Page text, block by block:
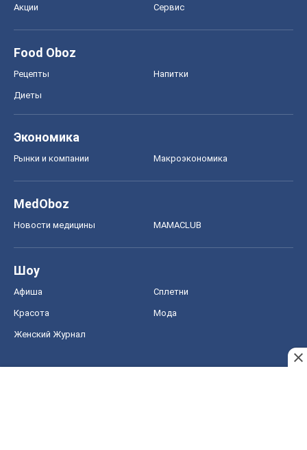
Акции Сервис
Food Oboz
Рецепты Напитки
Диеты
Экономика
Рынки и компании Mакроэкономика
MedOboz
Новости медицины MAMACLUB
Шоу
Афиша Сплетни
Красота Мода
Женский Журнал